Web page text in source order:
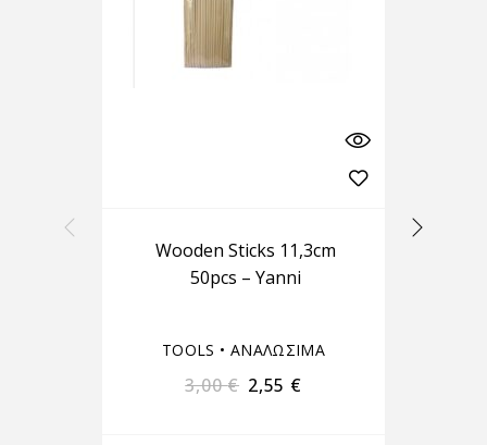
Wooden Sticks 11,3cm
50pcs – Yanni
TOOLS • ΑΝΑΛΩΣΙΜΑ
3,00€ 2,55 €